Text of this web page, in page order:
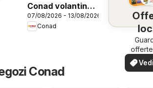
Conad volantino
City Lombardia
07/08/2026 - 13/08/2026
Conad
tua
Conad